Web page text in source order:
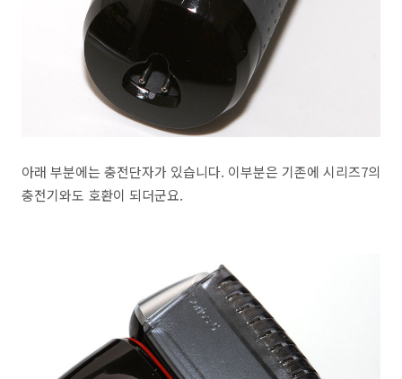
아래 부분에는 충전단자가 있습니다. 이부분은 기존에 시리즈7의
충전기와도 호환이 되더군요.